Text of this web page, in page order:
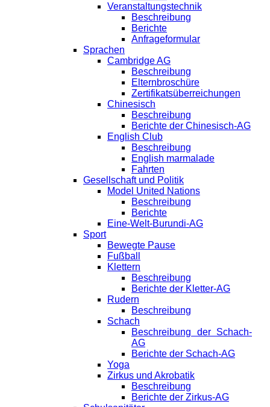
Veranstaltungstechnik
Beschreibung
Berichte
Anfrageformular
Sprachen
Cambridge AG
Beschreibung
Elternbroschüre
Zertifikatsüberreichungen
Chinesisch
Beschreibung
Berichte der Chinesisch-AG
English Club
Beschreibung
English marmalade
Fahrten
Gesellschaft und Politik
Model United Nations
Beschreibung
Berichte
Eine-Welt-Burundi-AG
Sport
Bewegte Pause
Fußball
Klettern
Beschreibung
Berichte der Kletter-AG
Rudern
Beschreibung
Schach
Beschreibung der Schach-
AG
Berichte der Schach-AG
Yoga
Zirkus und Akrobatik
Beschreibung
Berichte der Zirkus-AG